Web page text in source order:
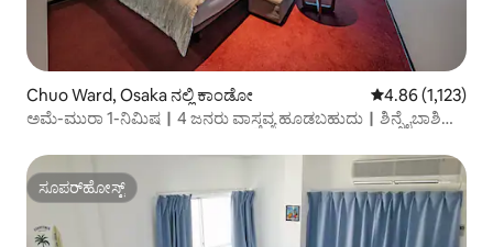
Chuo Ward, Osaka ನಲ್ಲಿ ಕಾಂಡೋ 5 ರಲ್ಲಿ 4.86
4.86 (1,123)
ಅಮೆ-ಮುರಾ 1-ನಿಮಿಷ｜4 ಜನರು ವಾಸ್ತವ್ಯ ಹೂಡಬಹುದು｜ಶಿನ್ಸೈಬಾಶಿ｜
ಸೂಪರ್‌ಹೋಸ್ಟ್
ಸೂಪರ್‌ಹೋಸ್ಟ್